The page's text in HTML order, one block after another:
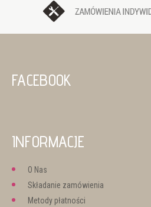
FACEBOOK
INFORMACJE
O Nas
Składanie zamówienia
Metody płatności